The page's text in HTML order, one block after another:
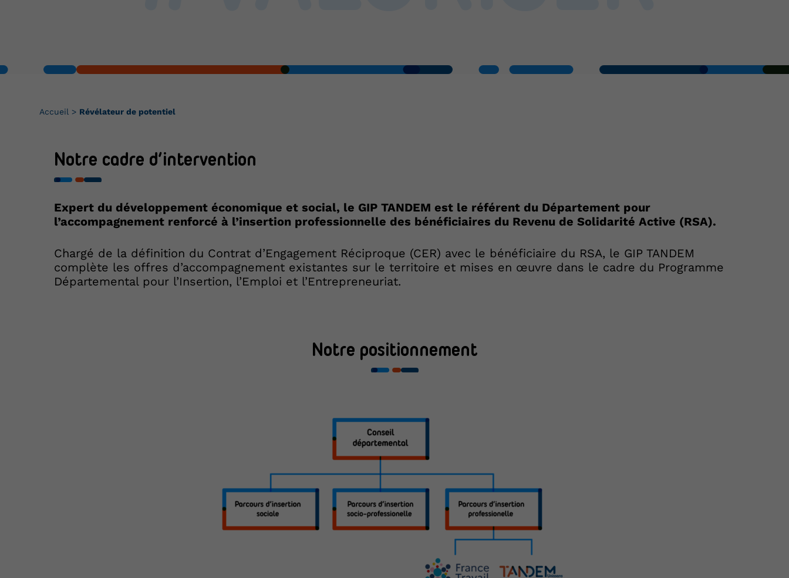
Accueil > Révélateur de potentiel
Notre cadre d’intervention
Expert du développement économique et social, le GIP TANDEM est le référent du Département pour
l’accompagnement renforcé à l’insertion professionnelle des bénéficiaires du Revenu de Solidarité Active (RSA).
Chargé de la définition du Contrat d’Engagement Réciproque (CER) avec le bénéficiaire du RSA, le GIP TANDEM
complète les offres d’accompagnement existantes sur le territoire et mises en œuvre dans le cadre du Programme
Départemental pour l’Insertion, l’Emploi et l’Entrepreneuriat.
Notre positionnement